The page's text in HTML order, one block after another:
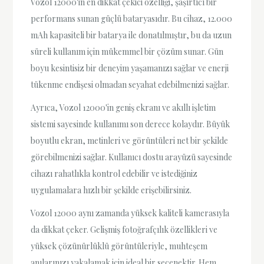
performans sunan güçlü bataryasıdır. Bu cihaz, 12.000
mAh kapasiteli bir batarya ile donatılmıştır, bu da uzun
süreli kullanım için mükemmel bir çözüm sunar. Gün
boyu kesintisiz bir deneyim yaşamanızı sağlar ve enerji
tükenme endişesi olmadan seyahat edebilmenizi sağlar.
Ayrıca, Vozol 12000'in geniş ekranı ve akıllı işletim
sistemi sayesinde kullanımı son derece kolaydır. Büyük
boyutlu ekran, metinleri ve görüntüleri net bir şekilde
görebilmenizi sağlar. Kullanıcı dostu arayüzü sayesinde
cihazı rahatlıkla kontrol edebilir ve istediğiniz
uygulamalara hızlı bir şekilde erişebilirsiniz.
Vozol 12000 aynı zamanda yüksek kaliteli kamerasıyla
da dikkat çeker. Gelişmiş fotoğrafçılık özellikleri ve
yüksek çözünürlüklü görüntüleriyle, muhteşem